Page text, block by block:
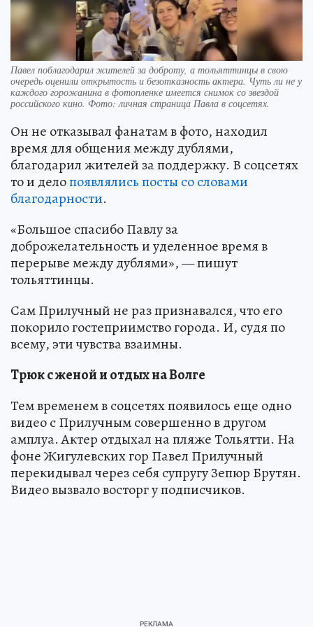
Павел поблагодарил жителей за доброту, а тольяттинцы в свою
очередь оценили открытость и безотказность актера. Чуть ли не у
каждого горожанина в фотопленке имеется снимок со звездой
российского кино. Фото: личная страница Павла в соцсетях.
Он не отказывал фанатам в фото, находил
время для общения между дублями,
благодарил жителей за поддержку. В соцсетях
то и делопоявлялись посты со словами
благодарности.
«Большое спасибо Павлу за
доброжелательность и уделенное время в
перерыве между дублями», — пишут
тольяттинцы.
Сам Прилучный не раз признавался, что его
покорило гостеприимство города. И, судя по
всему, эти чувства взаимны.
Трюк с женой и отдых на Волге
Тем временем в соцсетях появилось еще одно
видео с Прилучным совершенно в другом
амплуа. Актер отдыхал на пляже Тольятти. На
фоне Жигулевских гор Павел Прилучный
перекидывал через себя супругу Зепюр Брутян.
Видео вызвало восторг у подписчиков.